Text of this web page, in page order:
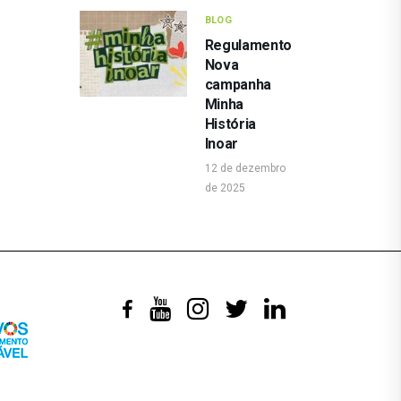
BLOG
Regulamento
Nova
campanha
Minha
História
Inoar
12 de dezembro
de 2025